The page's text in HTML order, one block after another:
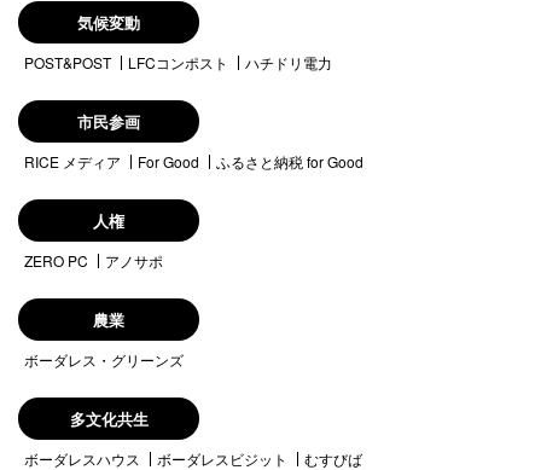
気候変動
POST&POST LFCコンポスト ハチドリ電力
市民参画
RICE メディア For Good ふるさと納税 for Good
人権
ZERO PC アノサポ
農業
ボーダレス・グリーンズ
多文化共生
ボーダレスハウス ボーダレスビジット むすびば